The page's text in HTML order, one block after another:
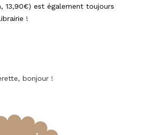
13,90€) est également toujours
!
bonjour !